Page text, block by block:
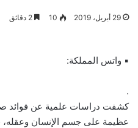
29 أبريل، 2019 10
▪ واتس المملكة:
.
كشفت دراسات علمية عن فوائد
عظيمة على جسم الإنسان وعقله،